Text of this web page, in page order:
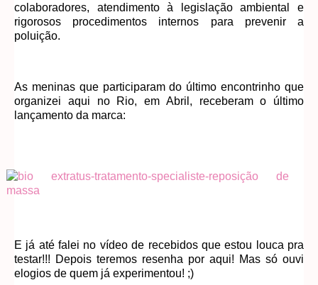
colaboradores, atendimento à legislação ambiental e
rigorosos procedimentos internos para prevenir a
poluição.
As meninas que participaram do último encontrinho que
organizei aqui no Rio, em Abril, receberam o último
lançamento da marca:
E já até falei no vídeo de recebidos que estou louca pra
testar!!! Depois teremos resenha por aqui! Mas só ouvi
elogios de quem já experimentou! ;)